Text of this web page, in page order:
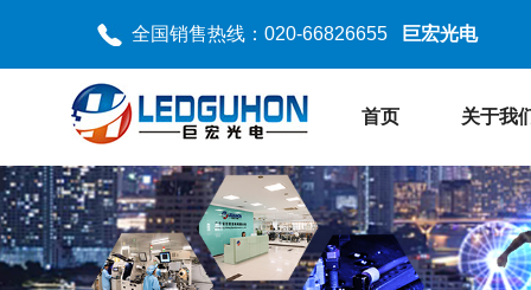
全国销售热线：020-66826655 巨宏光电
首页 关于我